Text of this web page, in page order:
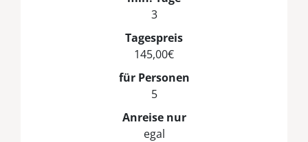
3
Tagespreis
145,00€
für Personen
5
Anreise nur
egal